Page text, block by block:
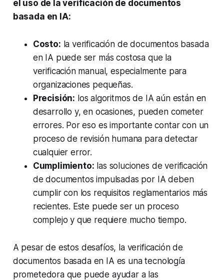
el uso de la verificación de documentos
basada en IA:
Costo: la verificación de documentos basada
en IA puede ser más costosa que la
verificación manual, especialmente para
organizaciones pequeñas.
Precisión: los algoritmos de IA aún están en
desarrollo y, en ocasiones, pueden cometer
errores. Por eso es importante contar con un
proceso de revisión humana para detectar
cualquier error.
Cumplimiento: las soluciones de verificación
de documentos impulsadas por IA deben
cumplir con los requisitos reglamentarios más
recientes. Este puede ser un proceso
complejo y que requiere mucho tiempo.
A pesar de estos desafíos, la verificación de
documentos basada en IA es una tecnología
prometedora que puede ayudar a las